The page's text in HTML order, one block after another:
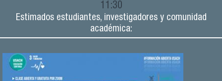
11:30
Estimados estudiantes, investigadores y comunidad
académica: